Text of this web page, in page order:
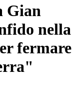
Gian
nella
fermare